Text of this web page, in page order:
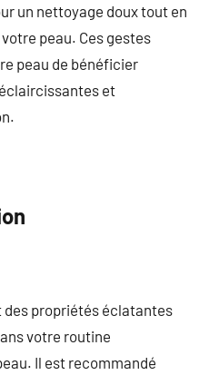
un nettoyage doux tout en
peau. Ces gestes
peau de bénéficier
et
propriétés éclatantes
votre routine
Il est recommandé